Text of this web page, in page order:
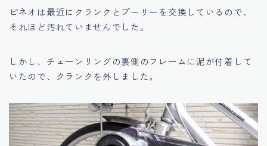
ピネオは最近にクランクとプーリーを交換しているので、
それほど汚れていませんでした。
しかし、チェーンリングの裏側のフレームに泥が付着して
いたので、クランクを外しました。